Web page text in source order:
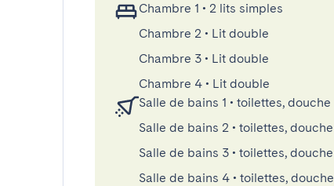
Chambre 1 • 2 lits simples
Chambre 2 • Lit double
Chambre 3 • Lit double
Chambre 4 • Lit double
Salle de bains 1 • toilettes, douche
Salle de bains 2 • toilettes, douche
Salle de bains 3 • toilettes, douche
Salle de bains 4 • toilettes, douche